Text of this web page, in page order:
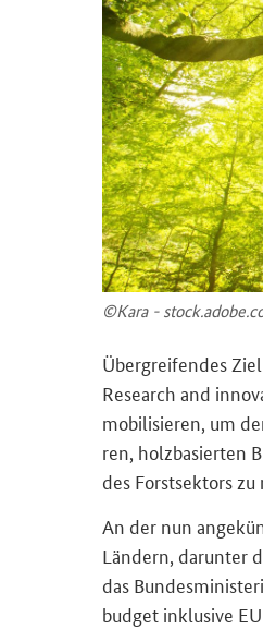
©Kara -
Über­grei­fen­des
Research and
mo­bi­li­sie­ren, um
ren, holz­ba­sier­ten
des Forst­sek­tors
An der nun
Län­dern, dar­un­ter
das
bud­get in­klu­si­ve